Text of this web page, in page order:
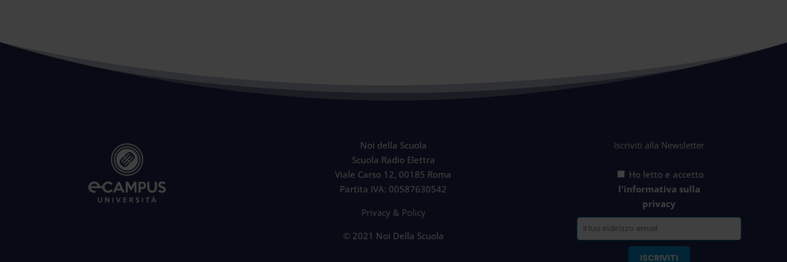
Noi della Scuola
Scuola Radio Elettra
Viale Carso 12, 00185 Roma
Partita IVA: 00587630542
Privacy & Policy
© 2021 Noi Della Scuola
Iscriviti alla Newsletter
Ho letto e accetto
l'informativa sulla
privacy